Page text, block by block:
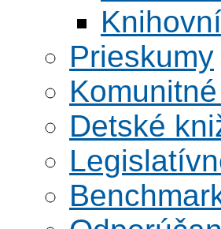
Prieskumy
Detské